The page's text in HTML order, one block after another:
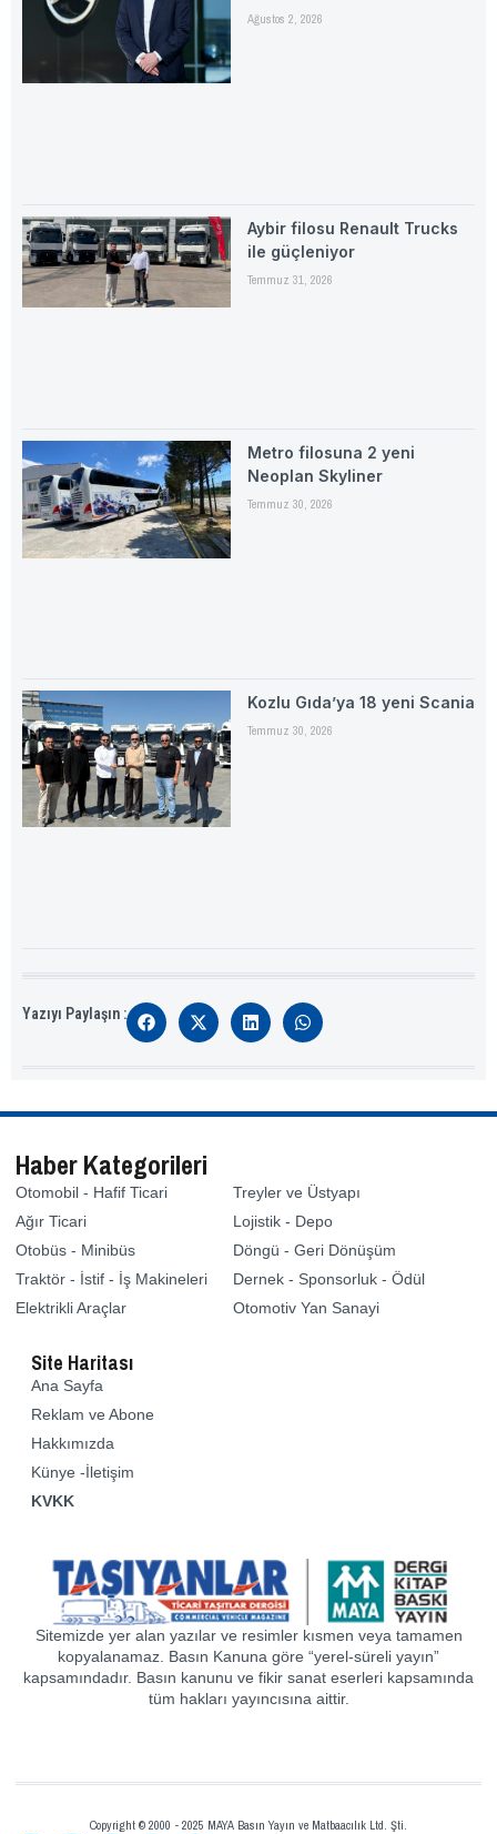
Ağustos 2, 2026
Aybir filosu Renault Trucks
ile güçleniyor
Temmuz 31, 2026
Metro filosuna 2 yeni
Neoplan Skyliner
Temmuz 30, 2026
Kozlu Gıda’ya 18 yeni Scania
Temmuz 30, 2026
Yazıyı Paylaşın :
Haber Kategorileri
Otomobil - Hafif Ticari
Ağır Ticari
Otobüs - Minibüs
Traktör - İstif - İş Makineleri
Elektrikli Araçlar
Treyler ve Üstyapı
Lojistik - Depo
Döngü - Geri Dönüşüm
Dernek - Sponsorluk - Ödül
Otomotiv Yan Sanayi
Site Haritası
Ana Sayfa
Reklam ve Abone
Hakkımızda
Künye -İletişim
KVKK
Sitemizde yer alan yazılar ve resimler kısmen veya tamamen
kopyalanamaz. Basın Kanuna göre “yerel-süreli yayın”
kapsamındadır. Basın kanunu ve fikir sanat eserleri kapsamında
tüm hakları yayıncısına aittir.
Copyright © 2000 - 2025 MAYA Basın Yayın ve Matbaacılık Ltd. Şti.